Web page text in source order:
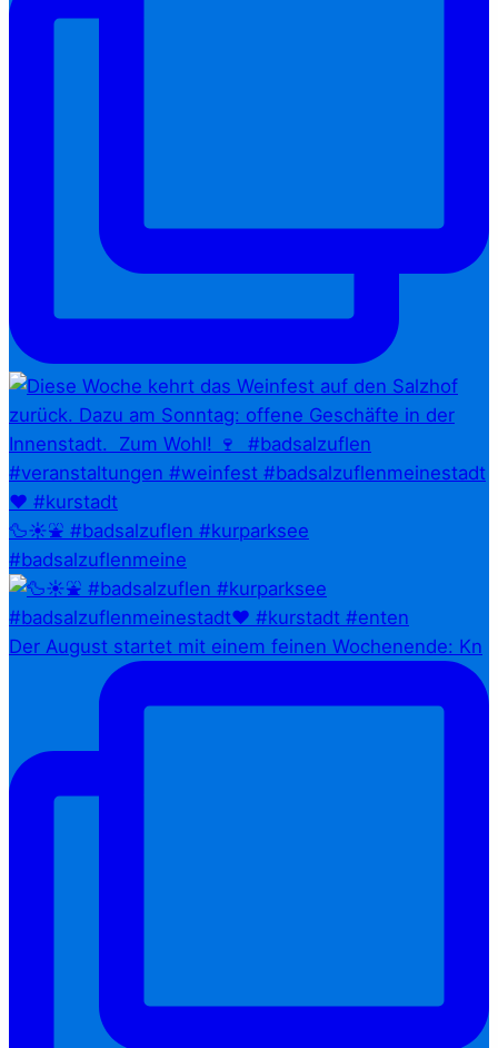
🦆☀️⛲ #badsalzuflen #kurparksee
#badsalzuflenmeine
Der August startet mit einem feinen Wochenende: Kn